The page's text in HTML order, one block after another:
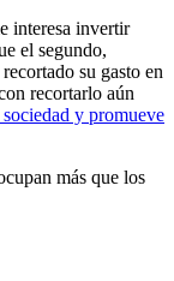
interesa invertir
el segundo,
su gasto en
recortarlo aún
y promueve
más que los